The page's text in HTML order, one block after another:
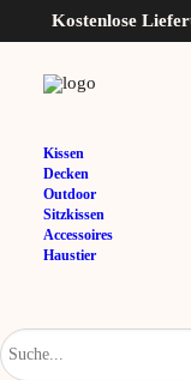
Kostenlose
Kissen
Decken
Outdoor
Sitzkissen
Accessoires
Haustier
Zara
16,95
Variante